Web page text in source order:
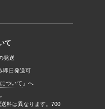
て
発送
即日発送可
ついて 」へ
料は異なります。700